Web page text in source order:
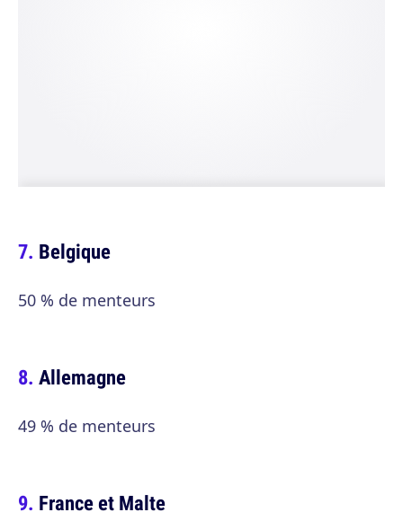
Belgique
50 % de menteurs
Allemagne
49 % de menteurs
France et Malte